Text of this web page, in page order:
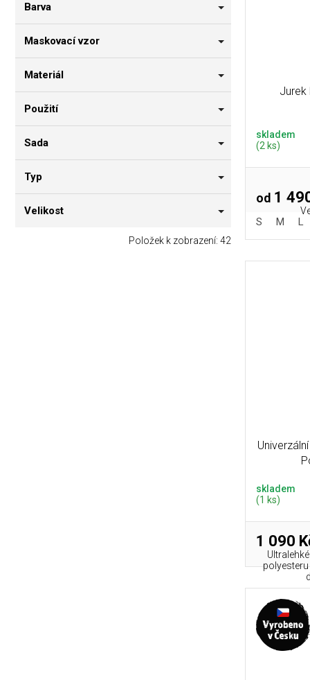
a
Barva
Maskovací vzor
Materiál
Použití
Sada
Typ
Velikost
Položek k zobrazení: 42
Jurek
skladem
(2 ks)
od 1
S M L
skladem
(1 ks)
1 090
polyesteru